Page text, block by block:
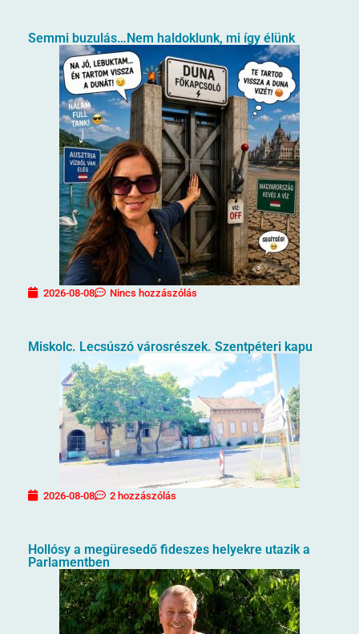
Semmi buzulás…Nem haldoklunk, mi így élünk
2026-08-08 Nincs hozzászólás
Miskolc. Lecsúszó városrészek. Szentpéteri kapu
2026-08-08 2 hozzászólás
Hollósy a megüresedő fideszes helyekre utazik a
Parlamentben